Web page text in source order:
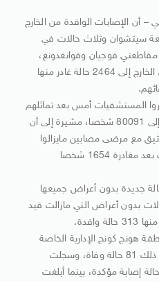
– أن الإصابات الوافدة من الخارج
سيتشوان وثلاث حالات في
فوجيان وقوانغدونغ،
ليصل إجمالي الحالات الوافدة من الخارج إلى 2464 حالة غادر منها
أن 45 شخصا غادروا المستشفيات أمس بعد تماثلهم
للشفاء، ليصل إجمالي المتعافين إلى 80091 شخصا، مشيرة إلى أن
وثيق مع مرضى مصابين مايزالوا
يخضعون للملاحظة الطبية، وذلك بعد مغادرة 1654 شخصا
أنه تم أمس تسجيل 16 حالة جديدة بدون أعراض جميعها
بدون أعراض التي مازالت قيد
هونج كونج الإدارية الخاصة
4755 حالة إصابة مؤكدة، بما في ذلك 81 حالة وفاة، وسجلت
منطقة ماكاو الإدارية الخاصة 46 حالة إصابة مؤكدة، بينما أبلغت